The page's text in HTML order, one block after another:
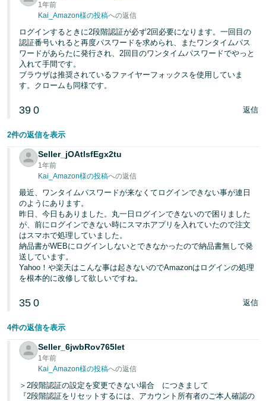
1年前
Kai_Amazon様の投稿への返信
ログインするときに2段階認証が必ず2回必要になります。一回目の
認証番号いれると再度パスワードを求められ、またワンタイムパス
ワードがあらたに発行され、2回目のワンタイムパスワードでやっと
入れて手間です。
ブラウザは推奨されているファイヤーフォックスを使用していま
す。クロームも同様です。
39 0 返信
2件の返信を表示
Seller_jOAtlsfEgx2tu
1年前
Kai_Amazon様の投稿への返信
最近、ワンタイムパスワードが来なくてログインできない事が連日
のようにあります。
昨日、今日もありました。丸一日ログインできないので困りました
が、前にログインできない時にスマホアプリを入れていたので注文
はスマホで処理していました。
納品書がWEBにログインしないとできなかったので納品書無しで発
送しています。
Yahoo！や楽天はこんな事は起きないのでAmazonはログインの処理
を根本的に改修して欲しいですね。
35 0 返信
4件の返信を表示
Seller_6jwbRov765let
1年前
Kai_Amazon様の投稿への返信
＞2段階認証の設定を変更できない場合 につきまして
『2段階認証をリセットするには、アカウント所有者のご本人確認の